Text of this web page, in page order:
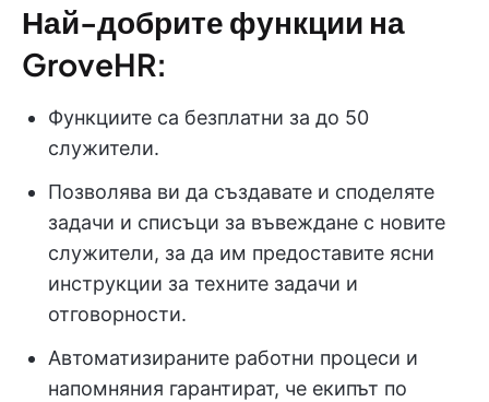
Най-добрите функции на
GroveHR:
Функциите са безплатни за до 50
служители.
Позволява ви да създавате и споделяте
задачи и списъци за въвеждане с новите
служители, за да им предоставите ясни
инструкции за техните задачи и
отговорности.
Автоматизираните работни процеси и
напомняния гарантират, че екипът по